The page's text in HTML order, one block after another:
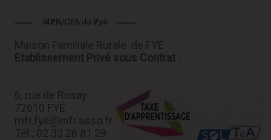
Maison Familiale Rurale de FYÉ
Etablissement Privé sous Contrat .
6, rue de Rosay
72610 FYÉ
mfr.fye@mfr.asso.fr
Tél : 02 33 26 81 29